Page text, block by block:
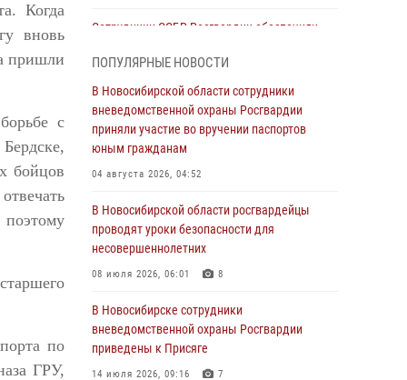
Когда
вновь
пришли
с
бойцов
поэтому
по
ГРУ,
Сотрудники СОБР Росгвардии обеспечили
обысков в рамках расследования серии
мошенничеств
31 июля 2026, 07:52
В Новосибирском военном институте
30 июля 2026, 08:11 8
При силовой поддержке бойцов ОМОН и
СОБР Росгвардии пресечена деятельность
сфере страхования
29 июля 2026, 05:19
В Новосибирске сотрудниками
ПОПУЛЯРНЫЕ НОВОСТИ
В Новосибирской области сотрудники
вневедомственной охраны Росгвардии
приняли участие во вручении паспортов
юным гражданам
04 августа 2026, 04:52
В Новосибирской области росгвардейцы
проводят уроки безопасности для
несовершеннолетних
08 июля 2026, 06:01 8
В Новосибирске сотрудники
вневедомственной охраны Росгвардии
приведены к Присяге
14 июля 2026, 09:16 7